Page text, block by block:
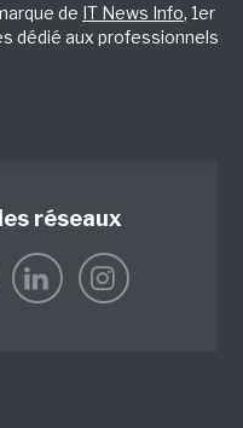
de IT News Info, 1er
dédié aux professionnels
réseaux